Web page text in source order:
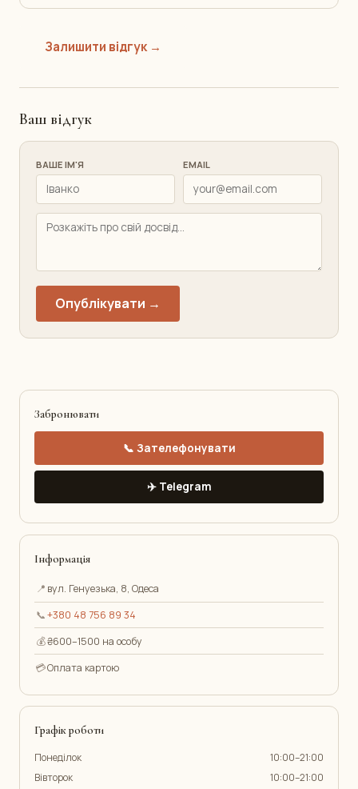
Залишити відгук →
Ваш відгук
ВАШЕ ІМ'Я EMAIL
Опублікувати →
Забронювати
📞 Зателефонувати
✈️ Telegram
Інформація
📍 вул. Генуезька, 8, Одеса
📞+380 48 756 89 34
💰₴600–1500 на особу
💳Оплата картою
Графік роботи
Понеділок
10:00–21:00
Вівторок
10:00–21:00